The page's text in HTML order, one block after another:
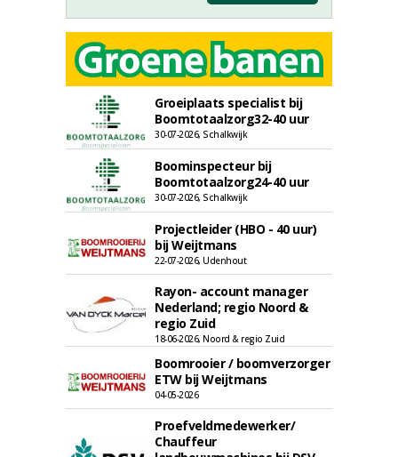
Groeiplaats specialist bij
Boomtotaalzorg32-40 uur
30-07-2026, Schalkwijk
Boominspecteur bij
Boomtotaalzorg24-40 uur
30-07-2026, Schalkwijk
Projectleider (HBO - 40 uur)
bij Weijtmans
22-07-2026, Udenhout
Rayon- account manager
Nederland; regio Noord &
regio Zuid
18-06-2026, Noord & regio Zuid
Boomrooier / boomverzorger
ETW bij Weijtmans
04-05-2026
Proefveldmedewerker/
Chauffeur